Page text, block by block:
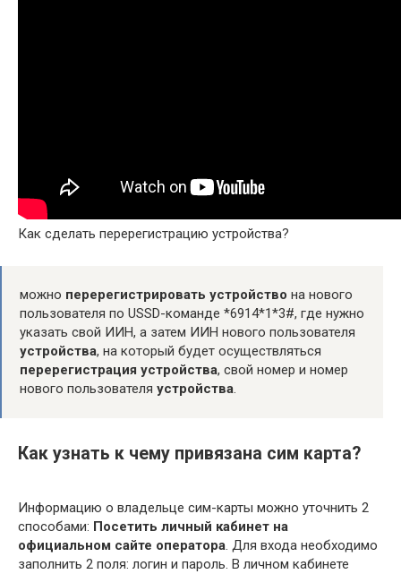
Как сделать перерегистрацию устройства?
можно перерегистрировать устройство на нового
пользователя по USSD-команде *6914*1*3#, где нужно
указать свой ИИН, а затем ИИН нового пользователя
устройства, на который будет осуществляться
перерегистрация устройства, свой номер и номер
нового пользователя устройства.
Как узнать к чему привязана сим карта?
Информацию о владельце сим-карты можно уточнить 2
способами: Посетить личный кабинет на
официальном сайте оператора. Для входа необходимо
заполнить 2 поля: логин и пароль. В личном кабинете